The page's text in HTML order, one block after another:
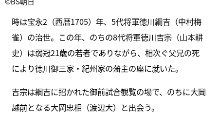
時は宝永2（西暦1705）年、5代将軍徳川綱吉（中村梅
雀）の治世。この年、のちの8代将軍徳川吉宗（山本耕
史）は弱冠21歳の若者でありながら、相次ぐ父兄の死
により徳川御三家・紀州家の藩主の座に就いた。
吉宗は綱吉に招かれた御前試合観覧の場で、のちに大岡
越前となる大岡忠相（渡辺大）と出会う。